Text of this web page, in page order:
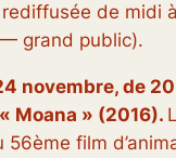
de midi
grand public).
novembre, de
Moana » (2016).
56ème film